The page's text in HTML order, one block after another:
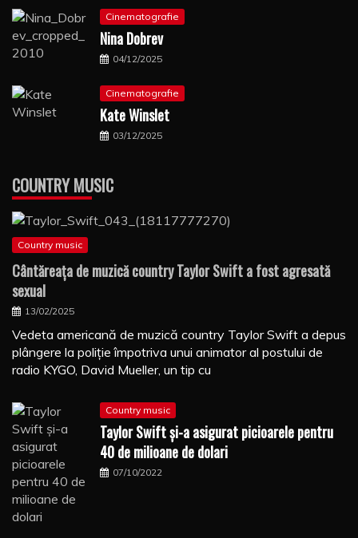
Cinematografie
Nina Dobrev
04/12/2025
Cinematografie
Kate Winslet
03/12/2025
COUNTRY MUSIC
Country music
Cântăreaţa de muzică country Taylor Swift a fost agresată
sexual
13/02/2025
Vedeta americană de muzică country Taylor Swift a depus
plângere la poliţie împotriva unui animator al postului de
radio KYGO, David Mueller, un tip cu
Country music
Taylor Swift şi-a asigurat picioarele pentru
40 de milioane de dolari
07/10/2022